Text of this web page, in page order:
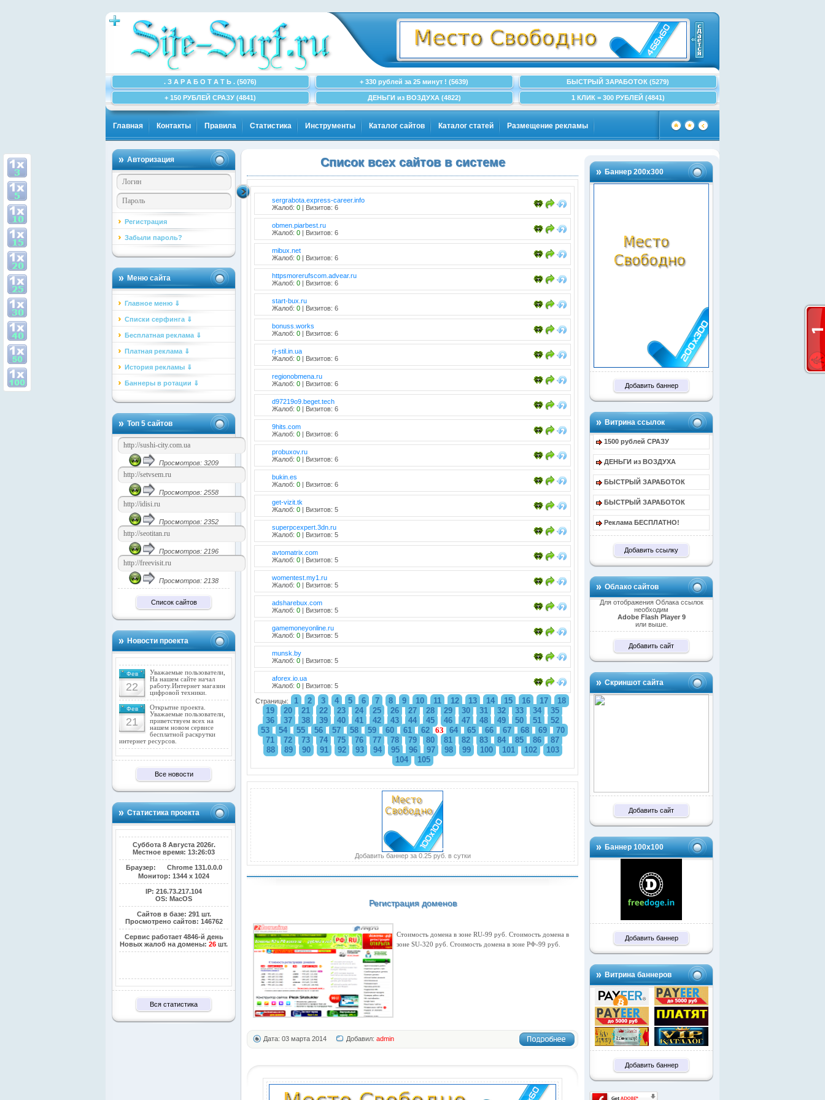
. З А Р А Б О Т А Т Ь . (5076) + 330 рублей за 25 минут ! (5639) БЫСТРЫЙ ЗАРАБОТОК (5279)
+ 150 РУБЛЕЙ СРАЗУ (4841) ДЕНЬГИ из ВОЗДУХА (4822) 1 КЛИК = 300 РУБЛЕЙ (4841)
Главная Контакты Правила Статистика Инструменты Каталог сайтов Каталог статей Размещение рекламы
Авторизация
Регистрация
Забыли пароль?
Меню сайта
Главное меню ⇓
Списки серфинга ⇓
Бесплатная реклама ⇓
Платная реклама ⇓
История рекламы ⇓
Баннеры в ротации ⇓
Топ 5 сайтов
Просмотров: 3209
Просмотров: 2558
Просмотров: 2352
Просмотров: 2196
Просмотров: 2138
Список сайтов
Новости проекта
Фев
22
Уважаемые пользователи,
На нашем сайте начал
работу.Интернет магазин
цифровой техники.
Фев
21
Открытие проекта.
Уважаемые пользователи,
приветствуем всех на
нашем новом сервисе
бесплатной раскрутки
интернет ресурсов.
Все новости
Статистика проекта
Суббота 8 Августа 2026г.
Местное время: 13:26:04
Браузер:
Chrome 131.0.0.0
Монитор: 1344 x 1024
IP: 216.73.217.104
OS: MacOS
Сайтов в базе: 291 шт.
Просмотрено сайтов: 146762
Сервис работает 4846-й день
Новых жалоб на домены: 26 шт.
Вся статистика
Баннер 200х300
Добавить баннер
Витрина ссылок
1500 рублей СРАЗУ
ДЕНЬГИ из ВОЗДУХА
БЫСТРЫЙ ЗАРАБОТОК
БЫСТРЫЙ ЗАРАБОТОК
Реклама БЕСПЛАТНО!
Добавить ссылку
Облако сайтов
Для отображения Облака ссылок
необходим
Adobe Flash Player 9
или выше.
Добавить сайт
Скриншот сайта
Добавить сайт
Баннер 100х100
Добавить баннер
Витрина баннеров
Добавить баннер
Список всех сайтов в системе
sergrabota.express-career.info
Жалоб: 0 | Визитов: 6
obmen.piarbest.ru
Жалоб: 0 | Визитов: 6
mibux.net
Жалоб: 0 | Визитов: 6
httpsmorerufscom.advear.ru
Жалоб: 0 | Визитов: 6
start-bux.ru
Жалоб: 0 | Визитов: 6
bonuss.works
Жалоб: 0 | Визитов: 6
rj-stil.in.ua
Жалоб: 0 | Визитов: 6
regionobmena.ru
Жалоб: 0 | Визитов: 6
d97219o9.beget.tech
Жалоб: 0 | Визитов: 6
9hits.com
Жалоб: 0 | Визитов: 6
probuxov.ru
Жалоб: 0 | Визитов: 6
bukin.es
Жалоб: 0 | Визитов: 6
get-vizit.tk
Жалоб: 0 | Визитов: 5
superpcexpert.3dn.ru
Жалоб: 0 | Визитов: 5
avtomatrix.com
Жалоб: 0 | Визитов: 5
womentest.my1.ru
Жалоб: 0 | Визитов: 5
adsharebux.com
Жалоб: 0 | Визитов: 5
gamemoneyonline.ru
Жалоб: 0 | Визитов: 5
munsk.by
Жалоб: 0 | Визитов: 5
aforex.io.ua
Жалоб: 0 | Визитов: 5
Страницы: 1 2 3 4 5 6 7 8 9 10 11 12 13 14 15 16 17
18
19
20 21 22 23 24 25 26 27 28 29 30 31 32 33 34
35
36
37 38 39 40 41 42 43 44 45 46 47 48 49 50 51
52
53
54 55 56 57 58 59 60 61 62 63 64 65 66 67 68 69
70
71
72 73 74 75 76 77 78 79 80 81 82 83 84 85 86
87
88
89 90 91 92 93 94 95 96 97 98 99 100 101 102
103
104
105
Добавить баннер за 0.25 руб. в сутки
Регистрация доменов
Стоимость домена в зоне RU-99 руб. Стоимость домена в
зоне SU-320 руб. Стоимость домена в зоне РФ-99 руб.
Дата: 03 марта 2014 Добавил: admin